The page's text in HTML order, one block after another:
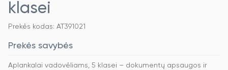
klasei
Prekės kodas: AT391021
Prekės savybės
Aplankalai vadovėliams, 5 klasei – dokumentų apsaugos ir